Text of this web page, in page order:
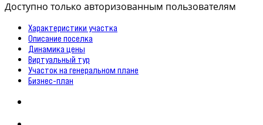
Доступно только авторизованным пользователям
Характеристики участка
Описание поселка
Динамика цены
Виртуальный тур
Участок на генеральном плане
Бизнес-план